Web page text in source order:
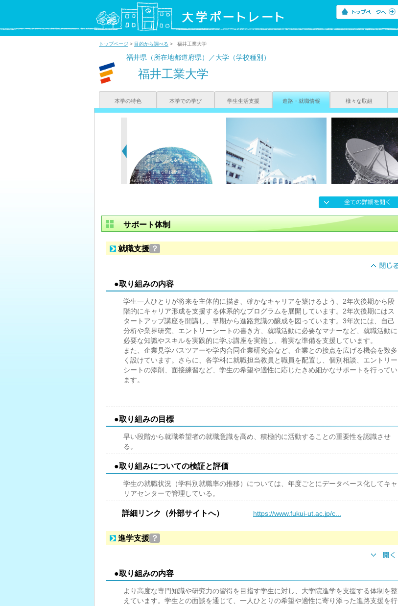
トップページ > 目的から調べる > 福井工業大学
福井県（所在地都道府県）／大学（学校種別）
福井工業大学
本学の特色 本学での学び 学生生活支援 進路・就職情報 様々な取組
サポート体制
就職支援 ？
●取り組みの内容
学生一人ひとりが将来を主体的に描き、確かなキャリアを築けるよう、2年次後期から段
階的にキャリア形成を支援する体系的なプログラムを展開しています。2年次後期にはス
タートアップ講座を開講し、早期から進路意識の醸成を図っています。3年次には、自己
分析や業界研究、エントリーシートの書き方、就職活動に必要なマナーなど、就職活動に
必要な知識やスキルを実践的に学ぶ講座を実施し、着実な準備を支援しています。
また、企業見学バスツアーや学内合同企業研究会など、企業との接点を広げる機会を数多
く設けています。さらに、各学科に就職担当教員と職員を配置し、個別相談、エントリー
シートの添削、面接練習など、学生の希望や適性に応じたきめ細かなサポートを行ってい
ます。
●取り組みの目標
早い段階から就職希望者の就職意識を高め、積極的に活動することの重要性を認識させ
る。
●取り組みについての検証と評価
学生の就職状況（学科別就職率の推移）については、年度ごとにデータベース化してキャ
リアセンターで管理している。
詳細リンク（外部サイトへ） https://www.fukui-ut.ac.jp/c...
進学支援 ？
●取り組みの内容
より高度な専門知識や研究力の習得を目指す学生に対し、大学院進学を支援する体制を整
えています。学生との面談を通じて、一人ひとりの希望や適性に寄り添った進路支援を行